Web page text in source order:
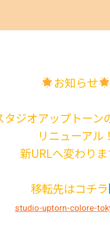
お知らせ
タジオアップトーン
リニューアル！
新URLへ変わり
移転先はコチラ
studio-uptorn-colore-